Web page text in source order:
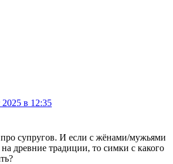
2025 в 12:35
супругов. И если с жёнами/мужьями
древние традиции, то симки с какого